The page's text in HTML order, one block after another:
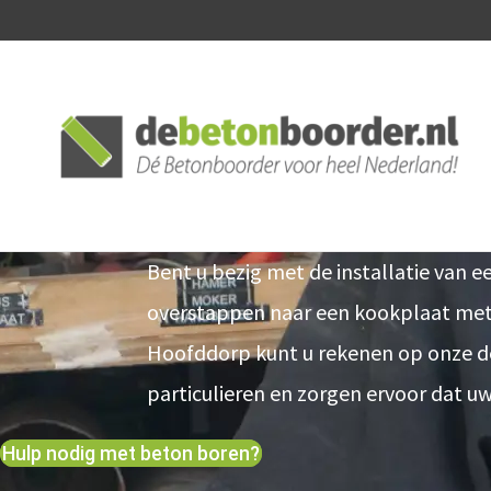
Gat boren
Bent u bezig met de installatie van
overstappen naar een kookplaat
Hoofddorp kunt u rekenen op onze
particulieren en zorgen ervoor dat
Hulp nodig met beton boren?